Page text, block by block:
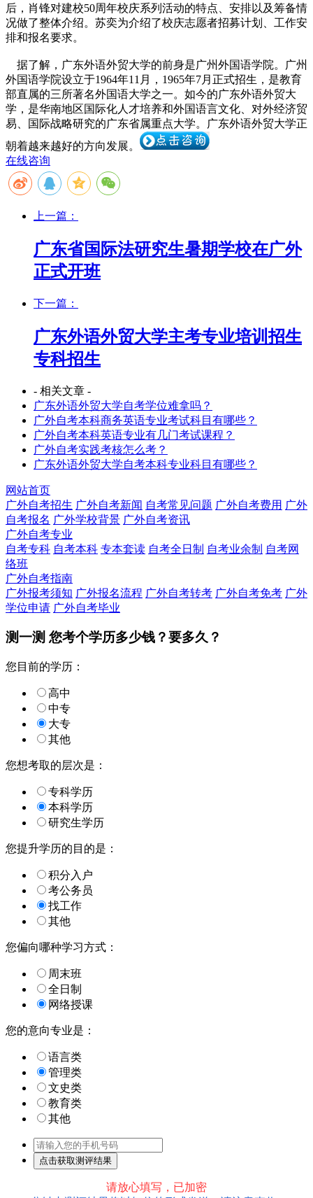
后，肖锋对建校50周年校庆系列活动的特点、安排以及筹备情
况做了整体介绍。苏奕为介绍了校庆志愿者招募计划、工作安
排和报名要求。
据了解，广东外语外贸大学的前身是广州外国语学院。广州
外国语学院设立于1964年11月，1965年7月正式招生，是教育
部直属的三所著名外国语大学之一。如今的广东外语外贸大
学，是华南地区国际化人才培养和外国语言文化、对外经济贸
易、国际战略研究的广东省属重点大学。广东外语外贸大学正
朝着越来越好的方向发展。
在线咨询
上一篇：
广东省国际法研究生暑期学校在广外
正式开班
下一篇：
广东外语外贸大学主考专业培训招生
专科招生
- 相关文章 -
广东外语外贸大学自考学位难拿吗？
广外自考本科商务英语专业考试科目有哪些？
广外自考本科英语专业有几门考试课程？
广外自考实践考核怎么考？
广东外语外贸大学自考本科专业科目有哪些？
网站首页
广外自考招生 广外自考新闻 自考常见问题 广外自考费用 广外
自考报名 广外学校背景 广外自考资讯
广外自考专业
自考专科 自考本科 专本套读 自考全日制 自考业余制 自考网
络班
广外自考指南
广外报考须知 广外报名流程 广外自考转考 广外自考免考 广外
学位申请 广外自考毕业
测一测 您考个学历多少钱？要多久？
您目前的学历：
高中
中专
大专
其他
您想考取的层次是：
专科学历
本科学历
研究生学历
您提升学历的目的是：
积分入户
考公务员
找工作
其他
您偏向哪种学习方式：
周末班
全日制
网络授课
您的意向专业是：
语言类
管理类
文史类
教育类
其他
请放心填写，已加密